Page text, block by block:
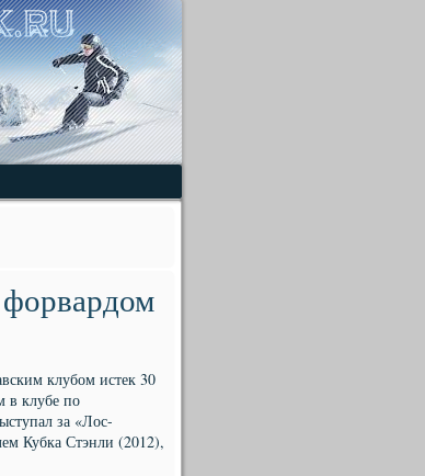
клубом истек 30
в клубе по
за «Лос-
Кубка Стэнли (2012),